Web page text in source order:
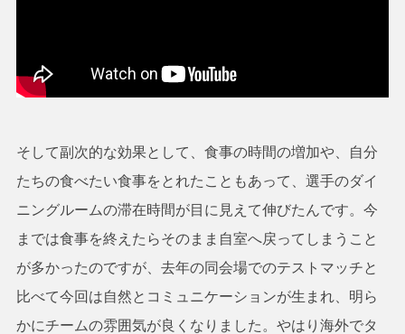
そして副次的な効果として、食事の時間の増加や、自分
たちの食べたい食事をとれたこともあって、選手のダイ
ニングルームの滞在時間が目に見えて伸びたんです。今
までは食事を終えたらそのまま自室へ戻ってしまうこと
が多かったのですが、去年の同会場でのテストマッチと
比べて今回は自然とコミュニケーションが生まれ、明ら
かにチームの雰囲気が良くなりました。やはり海外でタ